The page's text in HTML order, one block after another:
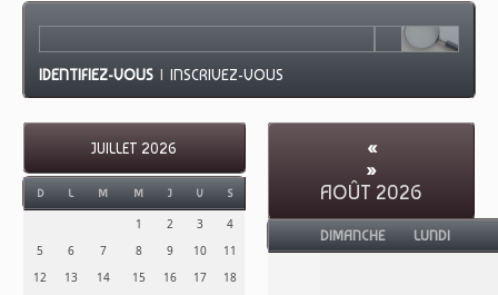
IDENTIFIEZ-VOUS |INSCRIVEZ-VOUS
JUILLET 2026
D L M M J V S
1 2 3
4
5
6 7 8 9 10
11
12
13 14 15 16 17
18
«
»
AOÛT 2026
DIMANCHE LUNDI